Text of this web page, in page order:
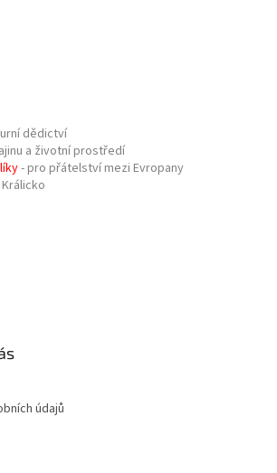
dědictví
a životní prostředí
- pro přátelství mezi Evropany
údajů